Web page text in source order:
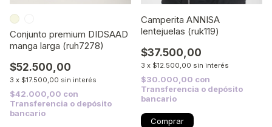
Conjunto premium DIDSAAD
manga larga (ruh7278)
$52.500,00
3 x $17.500,00 sin interés
$42.000,00 con
Transferencia o depósito
bancario
Camperita ANNISA
lentejuelas (ruk119)
$37.500,00
3 x $12.500,00 sin interés
$30.000,00 con
Transferencia o depósito
bancario
Comprar